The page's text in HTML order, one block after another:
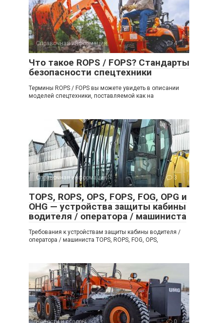
Справочная информация 4
Что такое ROPS / FOPS? Стандарты
безопасности спецтехники
Термины ROPS / FOPS вы можете увидеть в описании
моделей спецтехники, поставляемой как на
Справочная информация 3
TOPS, ROPS, OPS, FOPS, FOG, OPG и
OHG — устройства защиты кабины
водителя / оператора / машиниста
Требования к устройствам защиты кабины водителя /
оператора / машиниста TOPS, ROPS, FOG, OPS,
Новости и обзоры 0